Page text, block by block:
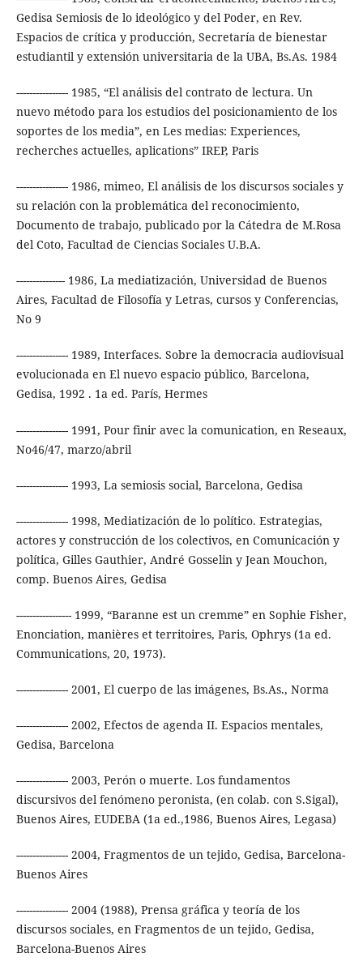
Gedisa Semiosis de lo ideológico y del Poder, en Rev.
Espacios de crítica y producción, Secretaría de bienestar
estudiantil y extensión universitaria de la UBA, Bs.As. 1984
---------------- 1985, “El análisis del contrato de lectura. Un
nuevo método para los estudios del posicionamiento de los
soportes de los media”, en Les medias: Experiences,
recherches actuelles, aplications” IREP, Paris
---------------- 1986, mimeo, El análisis de los discursos sociales y
su relación con la problemática del reconocimiento,
Documento de trabajo, publicado por la Cátedra de M.Rosa
del Coto, Facultad de Ciencias Sociales U.B.A.
--------------- 1986, La mediatización, Universidad de Buenos
Aires, Facultad de Filosofía y Letras, cursos y Conferencias,
No 9
---------------- 1989, Interfaces. Sobre la democracia audiovisual
evolucionada en El nuevo espacio público, Barcelona,
Gedisa, 1992 . 1a ed. París, Hermes
---------------- 1991, Pour finir avec la comunication, en Reseaux,
No46/47, marzo/abril
---------------- 1993, La semiosis social, Barcelona, Gedisa
---------------- 1998, Mediatización de lo político. Estrategias,
actores y construcción de los colectivos, en Comunicación y
política, Gilles Gauthier, André Gosselin y Jean Mouchon,
comp. Buenos Aires, Gedisa
----------------- 1999, “Baranne est un cremme” en Sophie Fisher,
Enonciation, manières et territoires, Paris, Ophrys (1a ed.
Communications, 20, 1973).
---------------- 2001, El cuerpo de las imágenes, Bs.As., Norma
---------------- 2002, Efectos de agenda II. Espacios mentales,
Gedisa, Barcelona
---------------- 2003, Perón o muerte. Los fundamentos
discursivos del fenómeno peronista, (en colab. con S.Sigal),
Buenos Aires, EUDEBA (1a ed.,1986, Buenos Aires, Legasa)
---------------- 2004, Fragmentos de un tejido, Gedisa, Barcelona-
Buenos Aires
---------------- 2004 (1988), Prensa gráfica y teoría de los
discursos sociales, en Fragmentos de un tejido, Gedisa,
Barcelona-Buenos Aires